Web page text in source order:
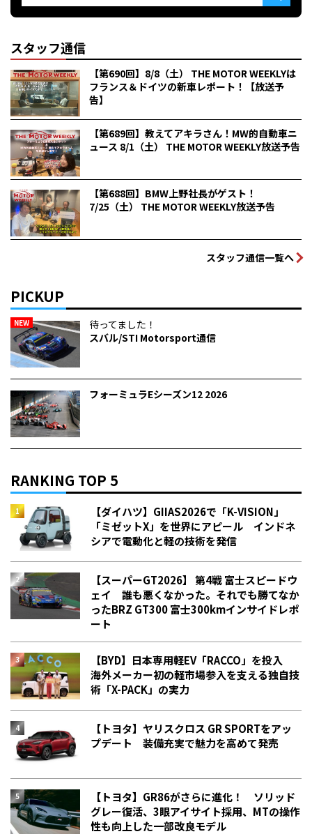
スタッフ通信
【第690回】8/8（土） THE MOTOR WEEKLYは
フランス＆ドイツの新車レポート！【放送予
告】
【第689回】教えてアキラさん！MW的自動車ニ
ュース 8/1（土） THE MOTOR WEEKLY放送予告
【第688回】BMW上野社長がゲスト！
7/25（土） THE MOTOR WEEKLY放送予告
スタッフ通信一覧へ
PICKUP
NEW
待ってました！
スバル/STI Motorsport通信
フォーミュラEシーズン12 2026
RANKING TOP 5
【ダイハツ】GIIAS2026で「K-VISION」
「ミゼットX」を世界にアピール インドネ
シアで電動化と軽の技術を発信
【スーパーGT2026】 第4戦 富士スピードウ
ェイ 誰も悪くなかった。それでも勝てなか
った――BRZ GT300 富士300kmインサイドレポ
ート
【BYD】日本専用軽EV「RACCO」を投入
海外メーカー初の軽市場参入を支える独自技
術「X-PACK」の実力
【トヨタ】ヤリスクロス GR SPORTをアッ
プデート 装備充実で魅力を高めて発売
【トヨタ】GR86がさらに進化！ ソリッド
グレー復活、3眼アイサイト採用、MTの操作
性も向上した一部改良モデル